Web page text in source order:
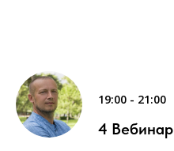
19:00 - 21:00
4 Вебинар